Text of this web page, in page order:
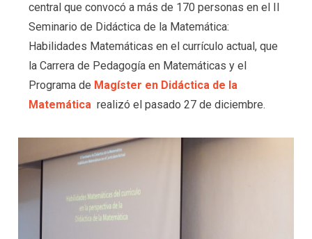
central que convocó a más de 170 personas en el II
Seminario de Didáctica de la Matemática:
Habilidades Matemáticas en el currículo actual, que
la Carrera de Pedagogía en Matemáticas y el
Programa de Magíster en Didáctica de la
Matemáticarealizó el pasado 27 de diciembre.